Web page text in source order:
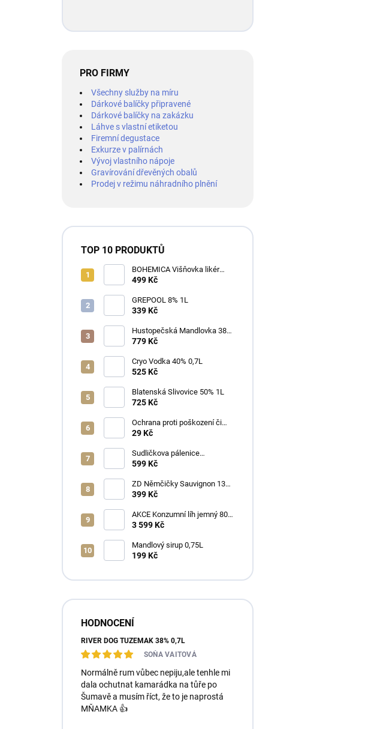
PRO FIRMY
Všechny služby na míru
Dárkové balíčky připravené
Dárkové balíčky na zakázku
Láhve s vlastní etiketou
Firemní degustace
Exkurze v palírnách
Vývoj vlastního nápoje
Gravírování dřevěných obalů
Prodej v režimu náhradního plnění
TOP 10 PRODUKTŮ
BOHEMICA Višňovka likér
25% 0,7L
499 Kč
GREPOOL 8% 1L
339 Kč
Hustopečská Mandlovka 38%
1L
779 Kč
Cryo Vodka 40% 0,7L
525 Kč
Blatenská Slivovice 50% 1L
725 Kč
Ochrana proti poškození či
ztrátě
29 Kč
Sudličkova pálenice
Ořechovka 30% 0,7L
599 Kč
ZD Němčičky Sauvignon 13%
2025 Bag in Box 3L - suché
399 Kč
AKCE Konzumní líh jemný 80%
min 6x1L
3 599 Kč
Mandlový sirup 0,75L
199 Kč
HODNOCENÍ
RIVER DOG TUZEMÁK 38% 0,7L
SOŇA VAITOVÁ
Normálně rum vůbec nepiju,ale tenhle mi
dala ochutnat kamarádka na tůře po
Šumavě a musím říct, že to je naprostá
MŇAMKA 👍